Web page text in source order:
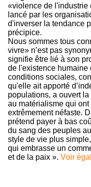
«violence de l'industrie
lancé par les
d'inverser la tendance
précipice.
Nous sommes tous
vivre» n’est pas
signifie être lié à son
de l'existence humaine
conditions sociales,
qu'elle ait apporté
populations, a ouvert
au matérialisme qui
extrêmement néfaste.
prétend payer à bas
du sang des peuples
style de vie plus
qui embrasse un
et de la paix ». Voir